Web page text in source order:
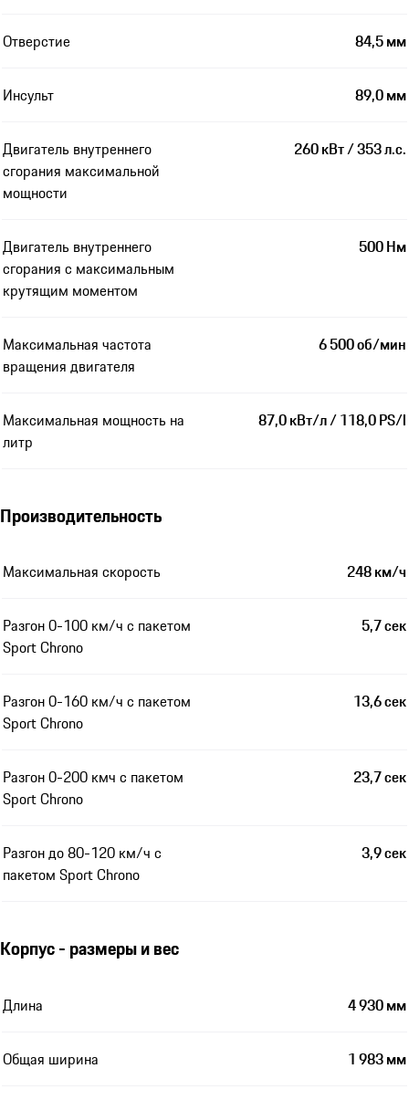
Отверстие 84,5 мм
Инсульт 89,0 мм
Двигатель внутреннего
сгорания максимальной
мощности
260 кВт / 353 л.с.
Двигатель внутреннего
сгорания с максимальным
крутящим моментом
500 Нм
Максимальная частота
вращения двигателя
6 500 об/мин
Максимальная мощность на
литр
87,0 кВт/л / 118,0 PS/l
Производительность
Максимальная скорость 248 км/ч
Разгон 0-100 км/ч с пакетом
Sport Chrono
5,7 сек
Разгон 0-160 км/ч с пакетом
Sport Chrono
13,6 сек
Разгон 0-200 кмч с пакетом
Sport Chrono
23,7 сек
Разгон до 80-120 км/ч с
пакетом Sport Chrono
3,9 сек
Корпус - размеры и вес
Длина 4 930 мм
Общая ширина 1 983 мм